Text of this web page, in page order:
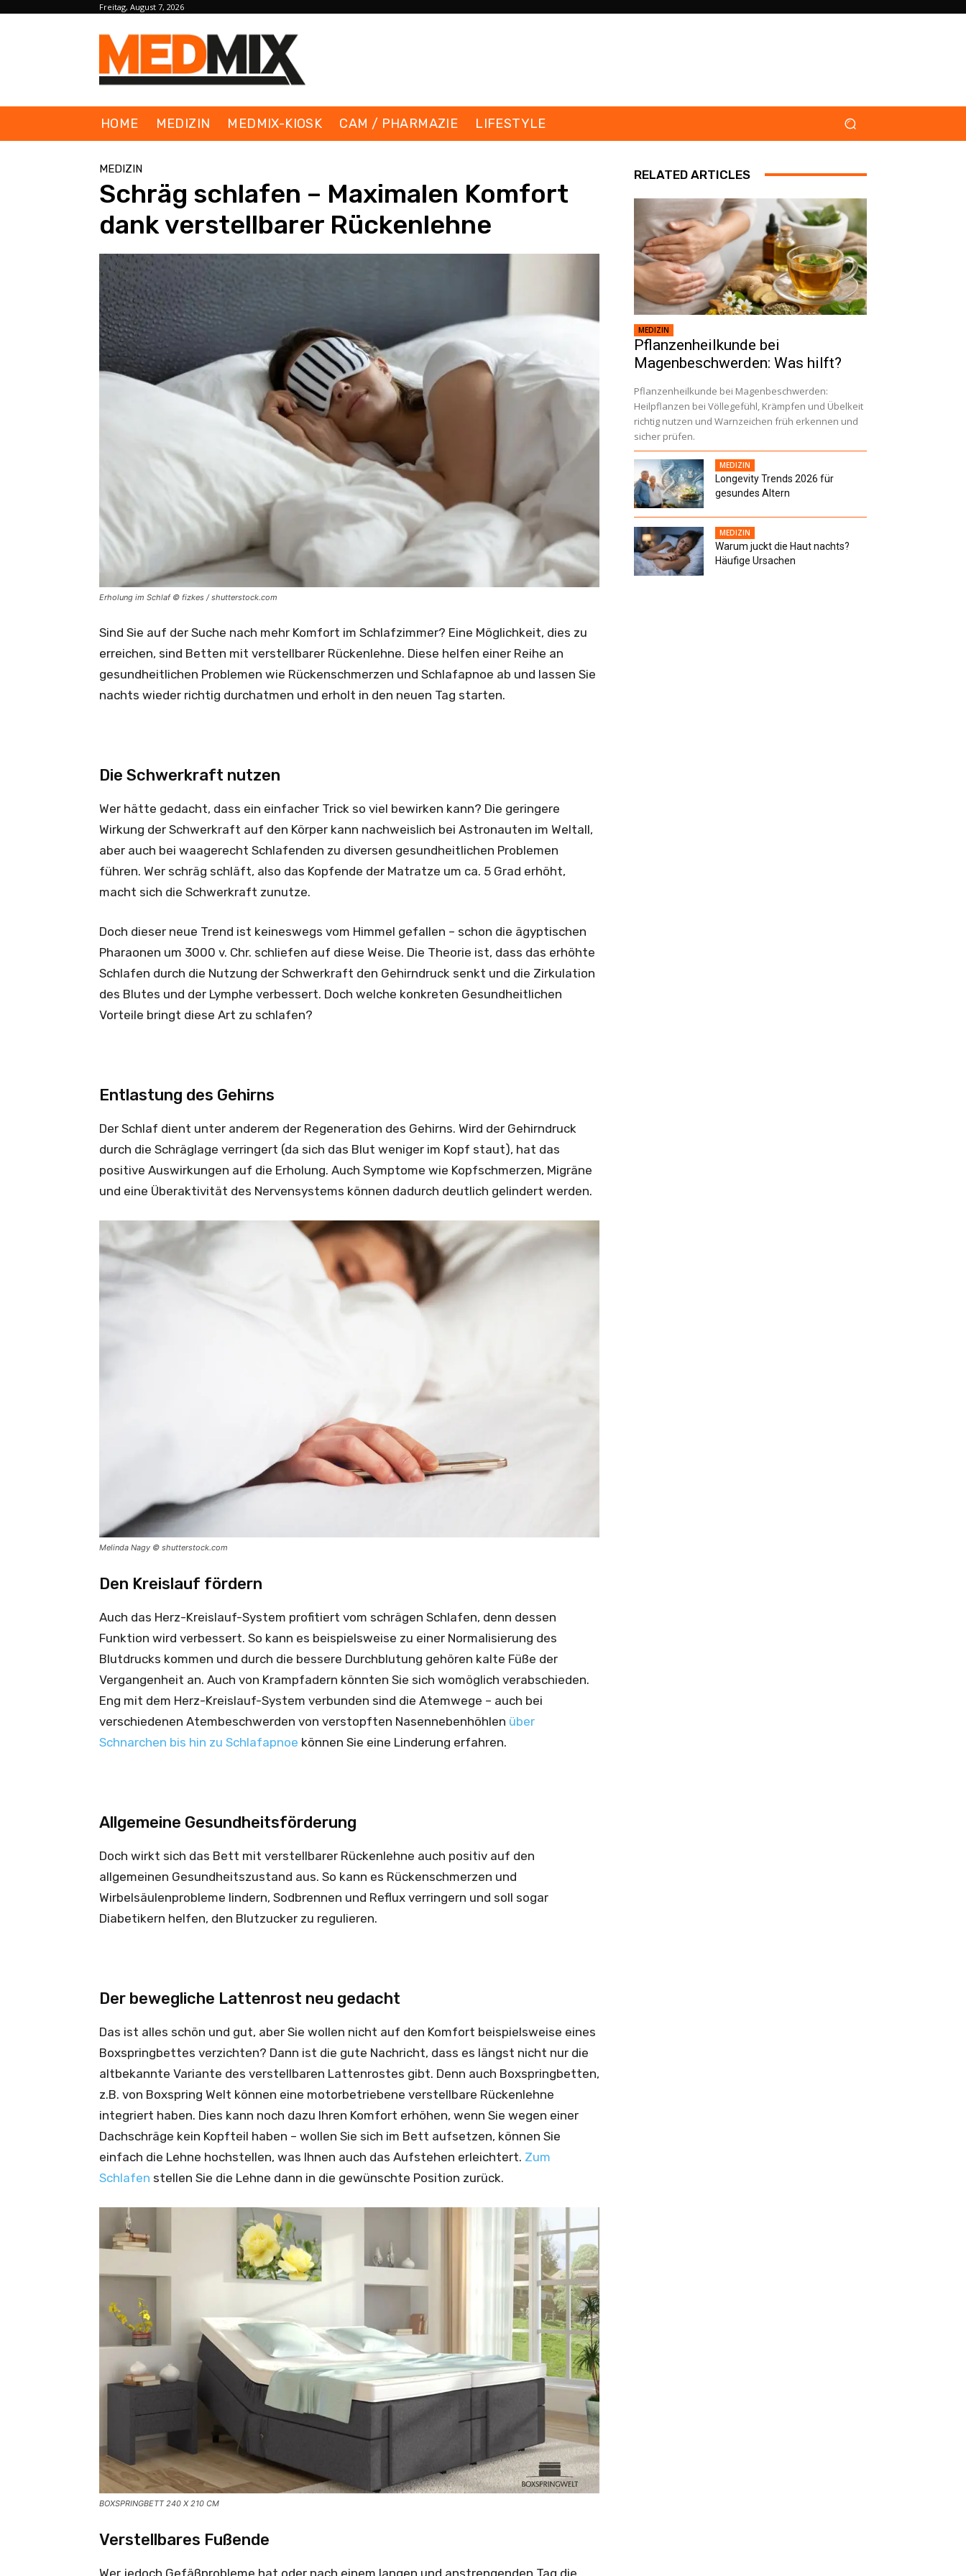
Freitag, August 7, 2026
HOME MEDIZIN MEDMIX-KIOSK CAM / PHARMAZIE LIFESTYLE
MEDIZIN
Schräg schlafen – Maximalen Komfort
dank verstellbarer Rückenlehne
Erholung im Schlaf © fizkes / shutterstock.com
Sind Sie auf der Suche nach mehr Komfort im Schlafzimmer? Eine Möglichkeit, dies zu
erreichen, sind Betten mit verstellbarer Rückenlehne. Diese helfen einer Reihe an
gesundheitlichen Problemen wie Rückenschmerzen und Schlafapnoe ab und lassen Sie
nachts wieder richtig durchatmen und erholt in den neuen Tag starten.
Die Schwerkraft nutzen
Wer hätte gedacht, dass ein einfacher Trick so viel bewirken kann? Die geringere
Wirkung der Schwerkraft auf den Körper kann nachweislich bei Astronauten im Weltall,
aber auch bei waagerecht Schlafenden zu diversen gesundheitlichen Problemen
führen. Wer schräg schläft, also das Kopfende der Matratze um ca. 5 Grad erhöht,
macht sich die Schwerkraft zunutze.
Doch dieser neue Trend ist keineswegs vom Himmel gefallen – schon die ägyptischen
Pharaonen um 3000 v. Chr. schliefen auf diese Weise. Die Theorie ist, dass das erhöhte
Schlafen durch die Nutzung der Schwerkraft den Gehirndruck senkt und die Zirkulation
des Blutes und der Lymphe verbessert. Doch welche konkreten Gesundheitlichen
Vorteile bringt diese Art zu schlafen?
Entlastung des Gehirns
Der Schlaf dient unter anderem der Regeneration des Gehirns. Wird der Gehirndruck
durch die Schräglage verringert (da sich das Blut weniger im Kopf staut), hat das
positive Auswirkungen auf die Erholung. Auch Symptome wie Kopfschmerzen, Migräne
und eine Überaktivität des Nervensystems können dadurch deutlich gelindert werden.
Melinda Nagy © shutterstock.com
Den Kreislauf fördern
Auch das Herz-Kreislauf-System profitiert vom schrägen Schlafen, denn dessen
Funktion wird verbessert. So kann es beispielsweise zu einer Normalisierung des
Blutdrucks kommen und durch die bessere Durchblutung gehören kalte Füße der
Vergangenheit an. Auch von Krampfadern könnten Sie sich womöglich verabschieden.
Eng mit dem Herz-Kreislauf-System verbunden sind die Atemwege – auch bei
verschiedenen Atembeschwerden von verstopften Nasennebenhöhlen über
Schnarchen bis hin zu Schlafapnoe können Sie eine Linderung erfahren.
Allgemeine Gesundheitsförderung
Doch wirkt sich das Bett mit verstellbarer Rückenlehne auch positiv auf den
allgemeinen Gesundheitszustand aus. So kann es Rückenschmerzen und
Wirbelsäulenprobleme lindern, Sodbrennen und Reflux verringern und soll sogar
Diabetikern helfen, den Blutzucker zu regulieren.
Der bewegliche Lattenrost neu gedacht
Das ist alles schön und gut, aber Sie wollen nicht auf den Komfort beispielsweise eines
Boxspringbettes verzichten? Dann ist die gute Nachricht, dass es längst nicht nur die
altbekannte Variante des verstellbaren Lattenrostes gibt. Denn auch Boxspringbetten,
z.B. von Boxspring Welt können eine motorbetriebene verstellbare Rückenlehne
integriert haben. Dies kann noch dazu Ihren Komfort erhöhen, wenn Sie wegen einer
Dachschräge kein Kopfteil haben – wollen Sie sich im Bett aufsetzen, können Sie
einfach die Lehne hochstellen, was Ihnen auch das Aufstehen erleichtert. Zum
Schlafen stellen Sie die Lehne dann in die gewünschte Position zurück.
BOXSPRINGBETT 240 X 210 CM
Verstellbares Fußende
Wer jedoch Gefäßprobleme hat oder nach einem langen und anstrengenden Tag die
RELATED ARTICLES
MEDIZIN
Pflanzenheilkunde bei
Magenbeschwerden: Was hilft?
Pflanzenheilkunde bei Magenbeschwerden:
Heilpflanzen bei Völlegefühl, Krämpfen und Übelkeit
richtig nutzen und Warnzeichen früh erkennen und
sicher prüfen.
MEDIZIN
Longevity Trends 2026 für
gesundes Altern
MEDIZIN
Warum juckt die Haut nachts?
Häufige Ursachen